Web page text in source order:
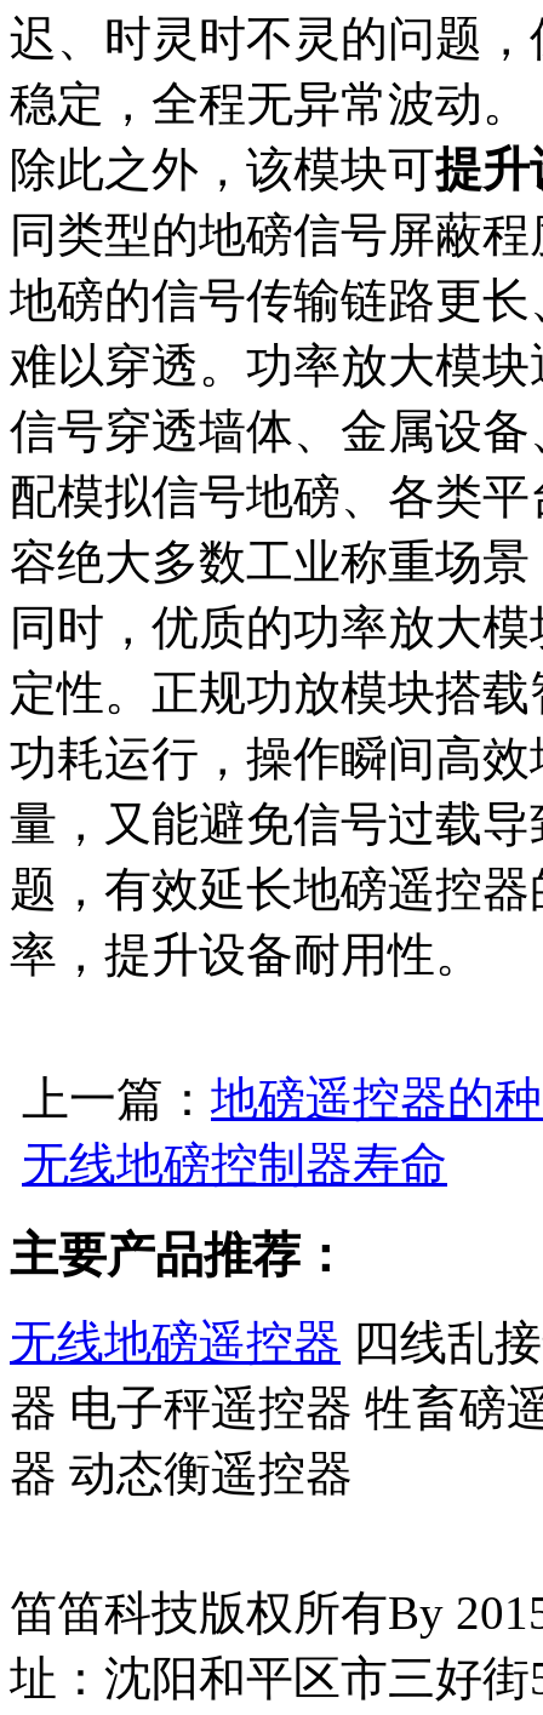
迟、时灵时不灵的问题
稳定，全程无异常波动。
除此之外，该模块可提升
同类型的地磅信号屏蔽
地磅的信号传输链路更
难以穿透。功率放大模
信号穿透墙体、金属设
配模拟信号地磅、各类
容绝大多数工业称重场
同时，优质的功率放大
定性。正规功放模块搭
功耗运行，操作瞬间高
量，又能避免信号过载
题，有效延长地磅遥控
率，提升设备耐用性。
上一篇： 地磅遥控器的
无线地磅控制器寿命
主要产品推荐：
无线地磅遥控器 四线乱
器 电子秤遥控器 牲畜磅
器 动态衡遥控器
笛笛科技版权所有By
址：沈阳和平区市三好